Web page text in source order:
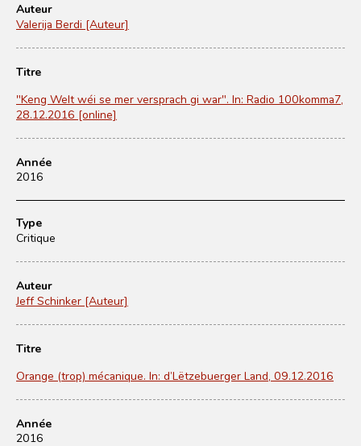
Auteur
Valerija Berdi [Auteur]
Titre
"Keng Welt wéi se mer versprach gi war". In: Radio 100komma7,
28.12.2016 [online]
Année
2016
Type
Critique
Auteur
Jeff Schinker [Auteur]
Titre
Orange (trop) mécanique. In: d’Lëtzebuerger Land, 09.12.2016
Année
2016